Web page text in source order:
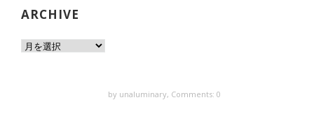
ARCHIVE
by unaluminary, Comments: 0